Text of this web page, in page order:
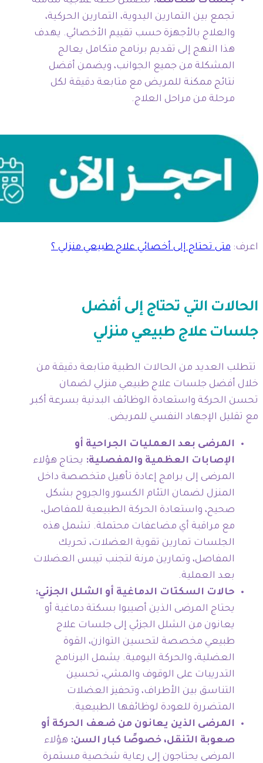
تجمع بين التمارين اليدوية، التمارين الحركية،
والعلاج بالأجهزة حسب تقييم الأخصائي. يهدف
هذا النهج إلى تقديم برنامج متكامل يعالج
المشكلة من جميع الجوانب، ويضمن أفضل
نتائج ممكنة للمريض مع متابعة دقيقة لكل
مرحلة من مراحل العلاج.
اعرف: متى تحتاج إلى أخصائي علاج طبيعي منزلي ؟
الحالات التي تحتاج إلى أفضل
جلسات علاج طبيعي منزلي
تتطلب العديد من الحالات الطبية متابعة دقيقة من
خلال أفضل جلسات علاج طبيعي منزلي لضمان
تحسن الحركة واستعادة الوظائف البدنية بسرعة أكبر
مع تقليل الإجهاد النفسي للمريض.
المرضى بعد العمليات الجراحية أو
الإصابات العظمية والمفصلية: يحتاج هؤلاء
المرضى إلى برامج إعادة تأهيل متخصصة داخل
المنزل لضمان التئام الكسور والجروح بشكل
صحيح، واستعادة الحركة الطبيعية للمفاصل،
مع مراقبة أي مضاعفات محتملة. تشمل هذه
الجلسات تمارين تقوية العضلات، تحريك
المفاصل، وتمارين مرنة لتجنب تيبس العضلات
بعد العملية.
حالات السكتات الدماغية أو الشلل الجزئي:
يحتاج المرضى الذين أصيبوا بسكتة دماغية أو
يعانون من الشلل الجزئي إلى جلسات علاج
طبيعي مخصصة لتحسين التوازن، القوة
العضلية، والحركة اليومية. يشمل البرنامج
التدريبات على الوقوف والمشي، تحسين
التناسق بين الأطراف، وتحفيز العضلات
المتضررة للعودة لوظائفها الطبيعية.
المرضى الذين يعانون من ضعف الحركة أو
صعوبة التنقل، خصوصًا كبار السن: هؤلاء
المرضى يحتاجون إلى رعاية شخصية مستمرة